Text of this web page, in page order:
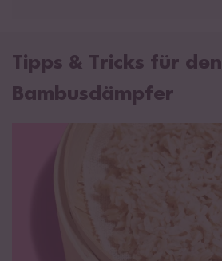
Tipps & Tricks für den
Bambusdämpfer